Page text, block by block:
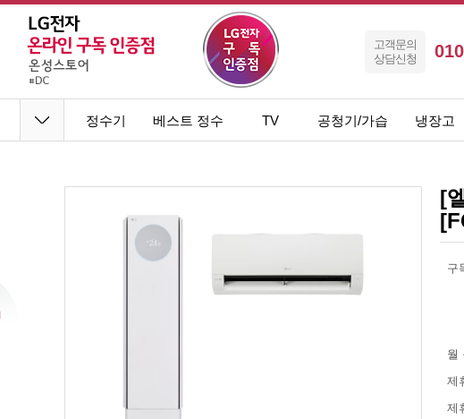
고객문의
상담신청
정수기 베스트 정수 TV 공청기/가습 냉장고
[
구
월
제
제